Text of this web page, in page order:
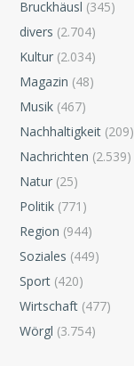
Bruckhäusl (345)
divers (2.704)
Kultur (2.034)
Magazin (48)
Musik (467)
Nachhaltigkeit (209)
Nachrichten (2.539)
Natur (25)
Politik (771)
Region (944)
Soziales (449)
Sport (420)
Wirtschaft (477)
Wörgl (3.754)